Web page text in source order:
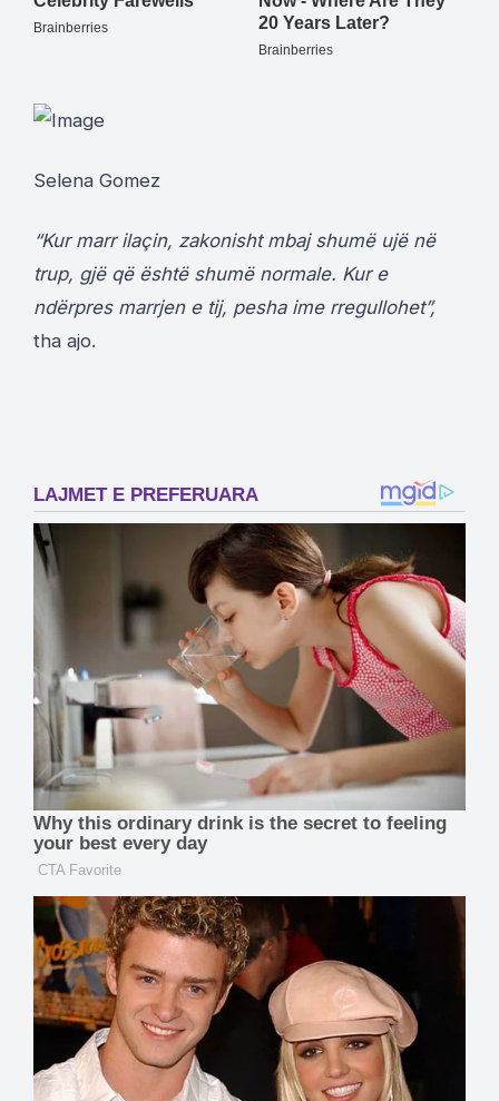
Selena Gomez
“Kur marr ilaçin, zakonisht mbaj shumë ujë në
trup, gjë që është shumë normale. Kur e
ndërpres marrjen e tij, pesha ime rregullohet”,
tha ajo.